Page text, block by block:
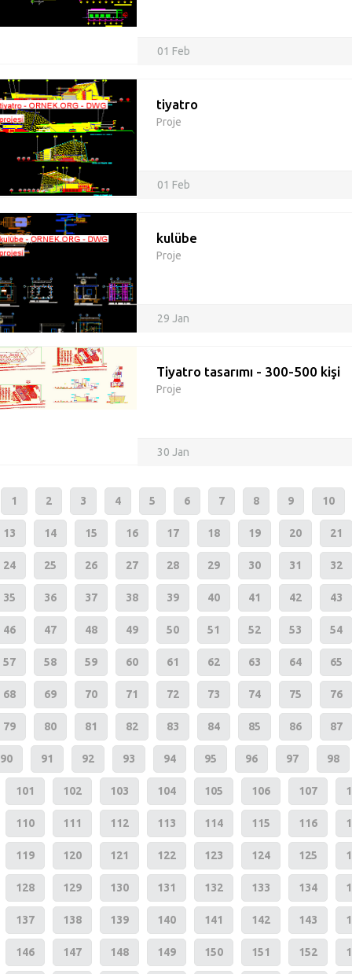
01 Feb
tiyatro
Proje
01 Feb
kulübe
Proje
29 Jan
Tiyatro tasarımı - 300-500 kişi
Proje
30 Jan
1 2 3 4 5 6 7 8 9 10
13 14 15 16 17 18 19 20 21
24 25 26 27 28 29 30 31 32
35 36 37 38 39 40 41 42 43
46 47 48 49 50 51 52 53 54
57 58 59 60 61 62 63 64 65
68 69 70 71 72 73 74 75 76
79 80 81 82 83 84 85 86 87
90 91 92 93 94 95 96 97 98
101 102 103 104 105 106 107
110 111 112 113 114 115 116
119 120 121 122 123 124 125
128 129 130 131 132 133 134
137 138 139 140 141 142 143
146 147 148 149 150 151 152